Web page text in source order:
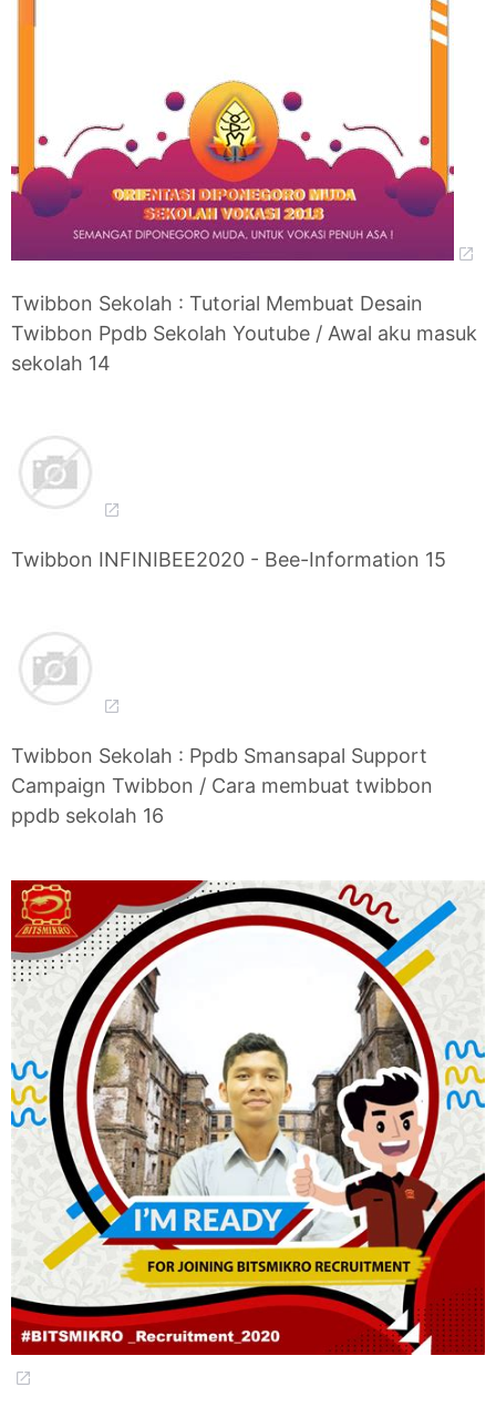
Twibbon Sekolah : Tutorial Membuat Desain
Twibbon Ppdb Sekolah Youtube / Awal aku masuk
sekolah 14
Twibbon INFINIBEE2020 - Bee-Information 15
Twibbon Sekolah : Ppdb Smansapal Support
Campaign Twibbon / Cara membuat twibbon
ppdb sekolah 16